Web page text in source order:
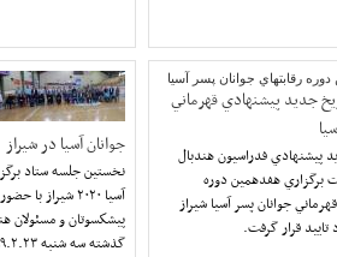
رقابتهاي جوانان پسر آسيا
جديد پيشنهادي قهرماني
پيشنهادي فدراسيون هندبال
برگزاري هفدهمين دوره
جوانان پسر آسيا شيراز
جوانان آسيا در شيراز
نخستين جلسه ستاد
آسيا ٢٠٢٠
پيشكسوتان و مسئولان
گذشته سه شنبه ٩٩.٢.٢٣ در محل خانه بسكتبال. اين شهر برگزارشد